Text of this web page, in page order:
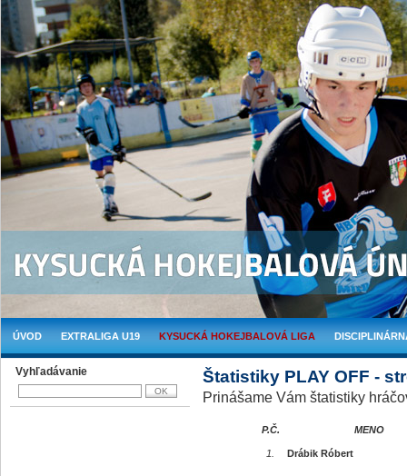
ÚVOD EXTRALIGA U19 KYSUCKÁ HOKEJBALOVÁ LIGA
Vyhľadávanie Štatistiky PLAY OFF -
Prinášame Vám štatistiky
P.Č. MENO
1. Drábik Róbert